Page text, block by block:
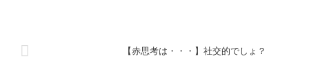
【赤思考は・・・】社交的でしょ？